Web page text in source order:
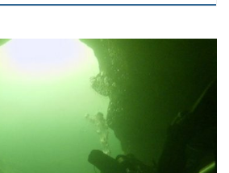
Kurs GDL Navigation statt. Anmeldungen
ist der 15.05.2023 […]